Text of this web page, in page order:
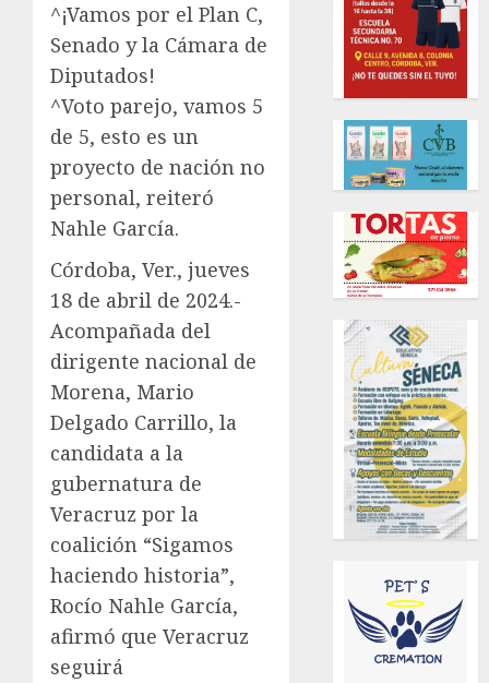
^¡Vamos por el Plan C,
Senado y la Cámara de
Diputados!
^Voto parejo, vamos 5
de 5, esto es un
proyecto de nación no
personal, reiteró
Nahle García.
Córdoba, Ver., jueves
18 de abril de 2024.-
Acompañada del
dirigente nacional de
Morena, Mario
Delgado Carrillo, la
candidata a la
gubernatura de
Veracruz por la
coalición “Sigamos
haciendo historia”,
Rocío Nahle García,
afirmó que Veracruz
seguirá